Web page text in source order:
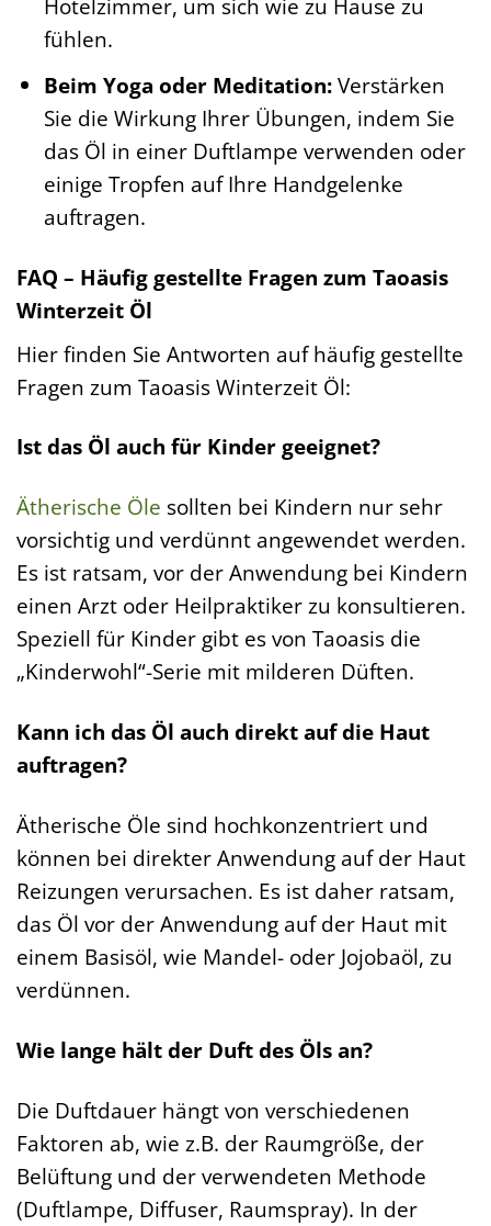
Hotelzimmer, um sich wie zu Hause zu
fühlen.
Beim Yoga oder Meditation:Verstärken
Sie die Wirkung Ihrer Übungen, indem Sie
das Öl in einer Duftlampe verwenden oder
einige Tropfen auf Ihre Handgelenke
auftragen.
FAQ – Häufig gestellte Fragen zum Taoasis
Winterzeit Öl
Hier finden Sie Antworten auf häufig gestellte
Fragen zum Taoasis Winterzeit Öl:
Ist das Öl auch für Kinder geeignet?
Ätherische Öle sollten bei Kindern nur sehr
vorsichtig und verdünnt angewendet werden.
Es ist ratsam, vor der Anwendung bei Kindern
einen Arzt oder Heilpraktiker zu konsultieren.
Speziell für Kinder gibt es von Taoasis die
„Kinderwohl“-Serie mit milderen Düften.
Kann ich das Öl auch direkt auf die Haut
auftragen?
Ätherische Öle sind hochkonzentriert und
können bei direkter Anwendung auf der Haut
Reizungen verursachen. Es ist daher ratsam,
das Öl vor der Anwendung auf der Haut mit
einem Basisöl, wie Mandel- oder Jojobaöl, zu
verdünnen.
Wie lange hält der Duft des Öls an?
Die Duftdauer hängt von verschiedenen
Faktoren ab, wie z.B. der Raumgröße, der
Belüftung und der verwendeten Methode
(Duftlampe, Diffuser, Raumspray). In der